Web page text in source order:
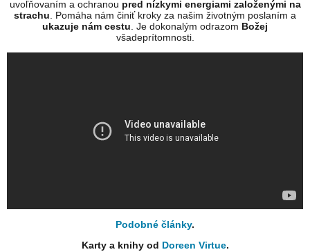
uvoľňovaním a ochranou pred nízkymi energiami založenými na
strachu . Pomáha nám činiť kroky za našim životným poslaním a
ukazuje nám cestu . Je dokonalým odrazom Božej
všadeprítomnosti.
Podobné články.
Karty a knihy od Doreen Virtue.